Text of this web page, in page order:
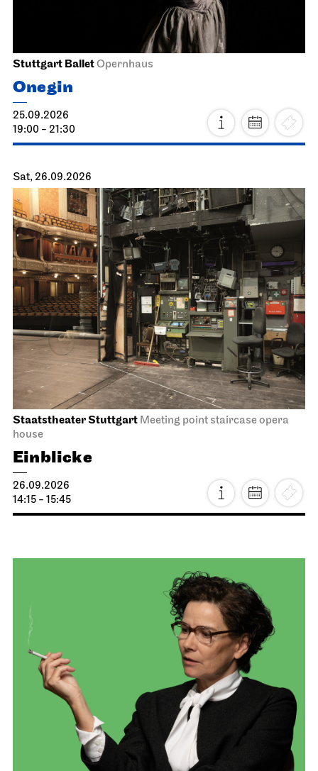
Stuttgart BalletOpernhaus
Onegin
25.09.2026
19:00 - 21:30
Sat, 26.09.2026
Staatstheater Stuttgart Meeting point staircase opera
house
Einblicke
26.09.2026
14:15 - 15:45